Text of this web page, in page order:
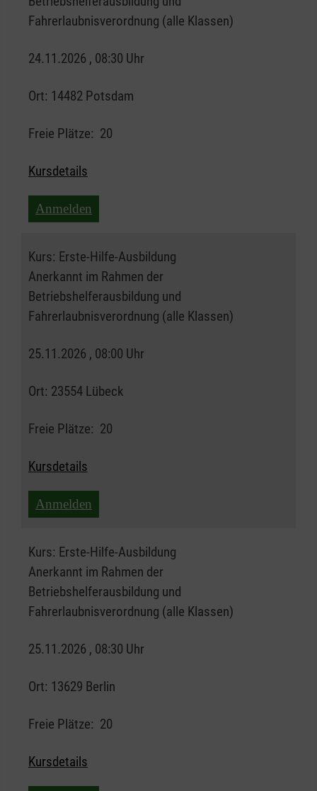
Fahrerlaubnisverordnung (alle Klassen)
24.11.2026 , 08:30 Uhr
Ort: 14482 Potsdam
Freie Plätze: 20
Kursdetails
Anmelden
Kurs: Erste-Hilfe-Ausbildung
Anerkannt im Rahmen der
Betriebshelferausbildung und
Fahrerlaubnisverordnung (alle Klassen)
25.11.2026 , 08:00 Uhr
Ort: 23554 Lübeck
Freie Plätze: 20
Kursdetails
Anmelden
Kurs: Erste-Hilfe-Ausbildung
Anerkannt im Rahmen der
Betriebshelferausbildung und
Fahrerlaubnisverordnung (alle Klassen)
25.11.2026 , 08:30 Uhr
Ort: 13629 Berlin
Freie Plätze: 20
Kursdetails